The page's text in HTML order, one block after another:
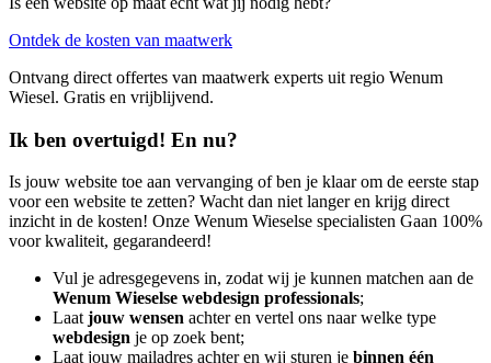
Ontdek de kosten van maatwerk
Ontvang direct offertes van maatwerk experts uit regio Wenum
Wiesel. Gratis en vrijblijvend.
Ik ben overtuigd! En nu?
Is jouw website toe aan vervanging of ben je klaar om de eerste stap
voor een website te zetten? Wacht dan niet langer en krijg direct
inzicht in de kosten! Onze Wenum Wieselse specialisten Gaan 100%
voor kwaliteit, gegarandeerd!
Vul je adresgegevens in, zodat wij je kunnen matchen aan de
Wenum Wieselse webdesign professionals;
Laat jouw wensen achter en vertel ons naar welke type
webdesign je op zoek bent;
Laat jouw mailadres achter en wij sturen je binnen één